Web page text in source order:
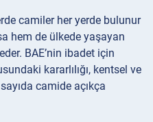
camiler her yerde bulunur
hem de ülkede yaşayan
BAE’nin ibadet için
kararlılığı, kentsel ve
camide açıkça